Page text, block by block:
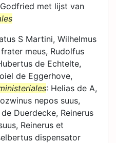
met lijst van
S Martini, Wilhelmus
meus, Rudolfus
de Echtelte,
de Eggerhove,
: Helias de A,
nepos suus,
Duerdecke, Reinerus
Reinerus et
dispensator